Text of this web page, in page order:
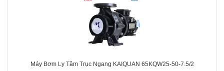
Máy Bơm Ly Tâm Trục Ngang KAIQUAN 65KQW25-50-7.5/2